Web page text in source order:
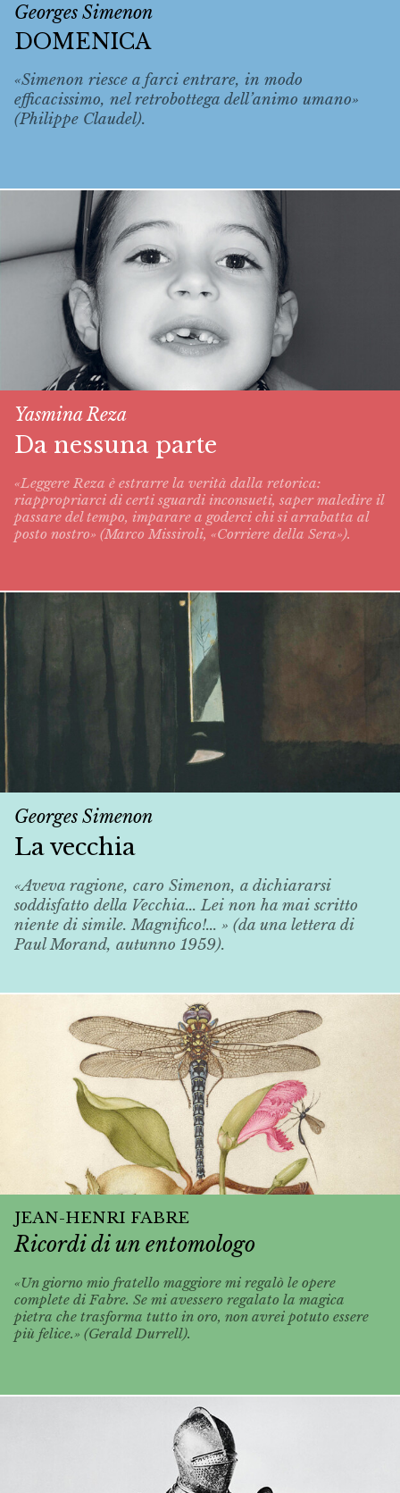
Georges Simenon
DOMENICA
«Simenon riesce a farci entrare, in modo
efficacissimo, nel retrobottega dell’animo umano»
(Philippe Claudel).
Yasmina Reza
Da nessuna parte
«Leggere Reza è estrarre la verità dalla retorica:
riappropriarci di certi sguardi inconsueti, saper maledire il
passare del tempo, imparare a goderci chi si arrabatta al
posto nostro» (Marco Missiroli, «Corriere della Sera»).
Georges Simenon
La vecchia
«Aveva ragione, caro Simenon, a dichiararsi
soddisfatto della Vecchia... Lei non ha mai scritto
niente di simile. Magnifico!... » (da una lettera di
Paul Morand, autunno 1959).
JEAN-HENRI FABRE
Ricordi di un entomologo
«Un giorno mio fratello maggiore mi regalò le opere
complete di Fabre. Se mi avessero regalato la magica
pietra che trasforma tutto in oro, non avrei potuto essere
più felice.» (Gerald Durrell).